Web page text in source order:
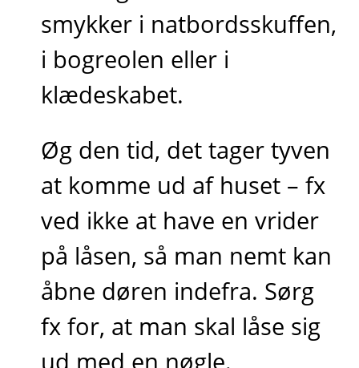
smykker i natbordsskuffen,
i bogreolen eller i
klædeskabet.
Øg den tid, det tager tyven
at komme ud af huset – fx
ved ikke at have en vrider
på låsen, så man nemt kan
åbne døren indefra. Sørg
fx for, at man skal låse sig
ud med en nøgle.